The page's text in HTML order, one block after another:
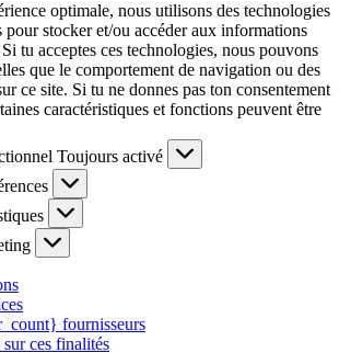
optimale, nous utilisons des technologies
pour stocker et/ou accéder aux informations
tu acceptes ces technologies, nous pouvons
que le comportement de navigation ou des
ce site. Si tu ne donnes pas ton consentement
caractéristiques et fonctions peuvent être
Toujours activé
fournisseurs
ces finalités